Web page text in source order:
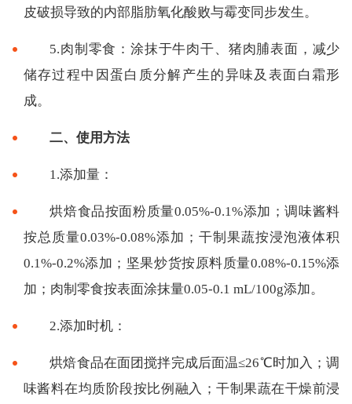
皮破损导致的内部脂肪氧化酸败与霉变同步发生。
5.肉制零食：涂抹于牛肉干、猪肉脯表面，减少
储存过程中因蛋白质分解产生的异味及表面白霜形
成。
二、使用方法
1.添加量：
烘焙食品按面粉质量0.05%-0.1%添加；调味酱料
按总质量0.03%-0.08%添加；干制果蔬按浸泡液体积
0.1%-0.2%添加；坚果炒货按原料质量0.08%-0.15%添
加；肉制零食按表面涂抹量0.05-0.1 mL/100g添加。
2.添加时机：
烘焙食品在面团搅拌完成后面温≤26℃时加入；调
味酱料在均质阶段按比例融入；干制果蔬在干燥前浸